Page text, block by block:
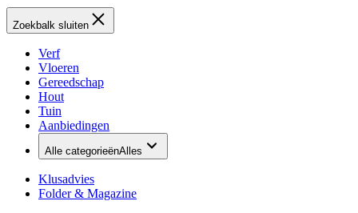
Zoekbalk sluiten
Verf
Vloeren
Gereedschap
Hout
Tuin
Aanbiedingen
Alle categorieënAlles
Klusadvies
Folder & Magazine